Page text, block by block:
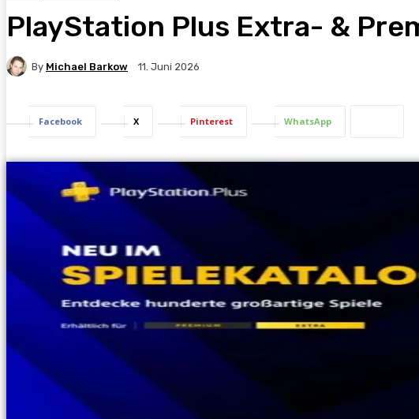
PlayStation Plus Extra- &
By Michael Barkow 11. Juni 2026
Facebook X Pinterest WhatsApp